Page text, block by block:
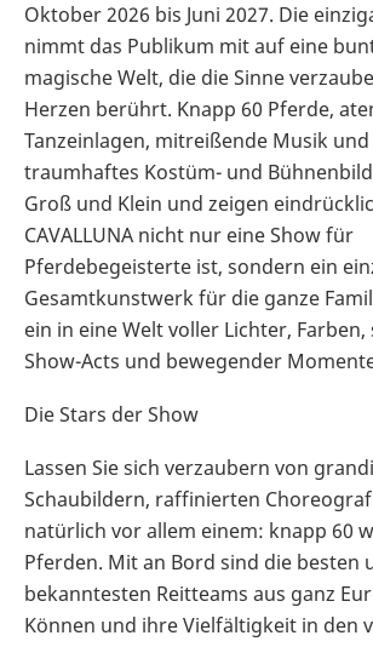
Oktober 2026 bis Juni 2027. Die
nimmt das Publikum mit auf eine
magische Welt, die die Sinne
Herzen berührt. Knapp 60 Pferde,
Tanzeinlagen, mitreißende Musik und
traumhaftes Kostüm- und
Groß und Klein und zeigen
CAVALLUNA nicht nur eine Show für
Pferdebegeisterte ist, sondern ein
Gesamtkunstwerk für die ganze
ein in eine Welt voller Lichter,
Show-Acts und bewegender
Die Stars der Show
Lassen Sie sich verzaubern von
Schaubildern, raffinierten
natürlich vor allem einem: knapp 60
Pferden. Mit an Bord sind die besten
bekanntesten Reitteams aus ganz
Können und ihre Vielfältigkeit in den